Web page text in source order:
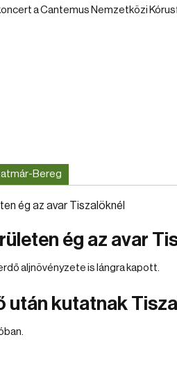
a Cantemus Nemzetközi
Bereg
ég az avar
aljnövényzete is lángra kapott.
után kutatnak